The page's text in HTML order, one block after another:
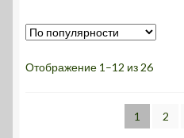
Отображение 1–12 из 26
1
2